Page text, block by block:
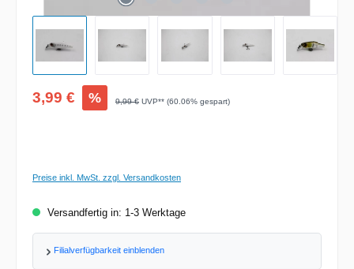
Verkaufspreis:
3,99 € % Regulärer Preis:
9,99 € UVP** (60.06% gespart)
Preise inkl. MwSt. zzgl. Versandkosten
Versandfertig in: 1-3 Werktage
Filialverfügbarkeit einblenden